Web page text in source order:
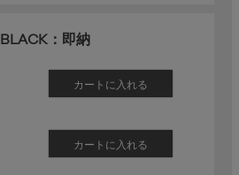
BLACK：即納
カートに入れる
カートに入れる